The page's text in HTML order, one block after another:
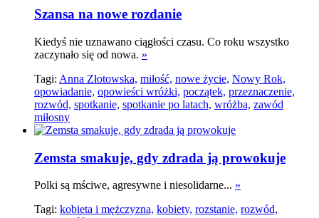
Szansa na nowe rozdanie
Kiedyś nie uznawano ciągłości czasu. Co roku wszystko
zaczynało się od nowa. »
Tagi: Anna Złotowska, miłość, nowe życie, Nowy Rok,
opowiadanie, opowieści wróżki, początek, przeznaczenie,
rozwód, spotkanie, spotkanie po latach, wróżba, zawód
miłosny
Zemsta smakuje, gdy zdrada ją prowokuje
Polki są mściwe, agresywne i niesolidarne... »
Tagi: kobieta i mężczyzna, kobiety, rozstanie, rozwód,